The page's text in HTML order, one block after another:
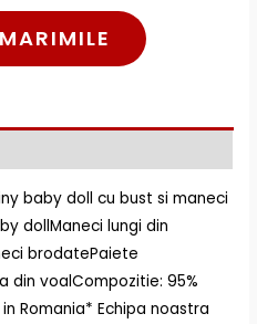
baby doll cu bust si maneci
dollManeci lungi din
brodatePaiete
din voalCompozitie: 95%
Romania* Echipa noastra